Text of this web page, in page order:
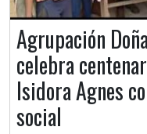
Agrupación
celebra
Isidora Agnes
social